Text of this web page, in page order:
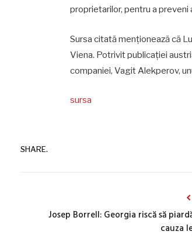
proprietarilor, pentru a
Sursa citată menționează că
Viena. Potrivit publicaţiei
companiei, Vagit Alekperov,
sursa
SHARE.
Josep Borrell: Georgia riscă să
cauza